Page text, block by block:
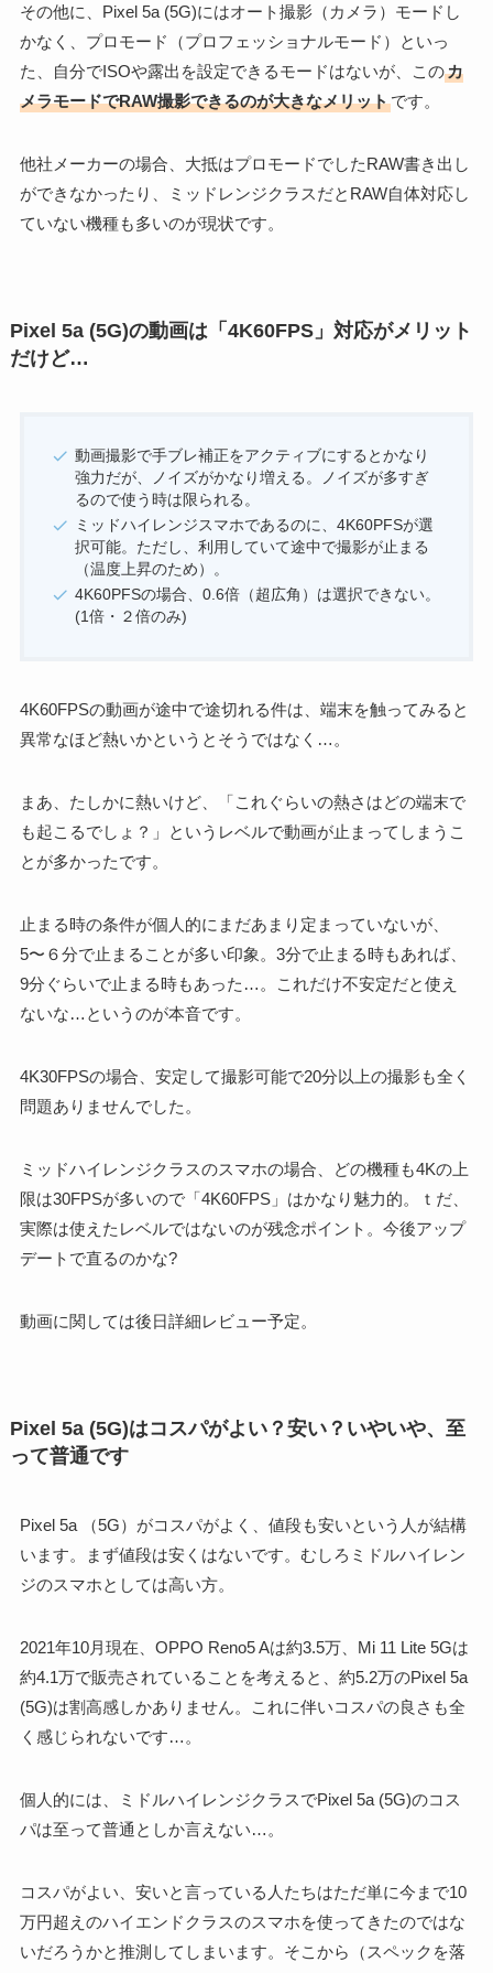
その他に、Pixel 5a (5G)にはオート撮影（カメラ）モードし
かなく、プロモード（プロフェッショナルモード）といっ
た、自分でISOや露出を設定できるモードはないが、このカ
メラモードでRAW撮影できるのが大きなメリットです。
他社メーカーの場合、大抵はプロモードでしたRAW書き出し
ができなかったり、ミッドレンジクラスだとRAW自体対応し
ていない機種も多いのが現状です。
Pixel 5a (5G)の動画は「4K60FPS」対応がメリット
だけど…
動画撮影で手ブレ補正をアクティブにするとかなり
強力だが、ノイズがかなり増える。ノイズが多すぎ
るので使う時は限られる。
ミッドハイレンジスマホであるのに、4K60PFSが選
択可能。ただし、利用していて途中で撮影が止まる
（温度上昇のため）。
4K60PFSの場合、0.6倍（超広角）は選択できない。
(1倍・２倍のみ)
4K60FPSの動画が途中で途切れる件は、端末を触ってみると
異常なほど熱いかというとそうではなく…。
まあ、たしかに熱いけど、「これぐらいの熱さはどの端末で
も起こるでしょ？」というレベルで動画が止まってしまうこ
とが多かったです。
止まる時の条件が個人的にまだあまり定まっていないが、
5〜６分で止まることが多い印象。3分で止まる時もあれば、
9分ぐらいで止まる時もあった…。これだけ不安定だと使え
ないな…というのが本音です。
4K30FPSの場合、安定して撮影可能で20分以上の撮影も全く
問題ありませんでした。
ミッドハイレンジクラスのスマホの場合、どの機種も4Kの上
限は30FPSが多いので「4K60FPS」はかなり魅力的。ｔだ、
実際は使えたレベルではないのが残念ポイント。今後アップ
デートで直るのかな?
動画に関しては後日詳細レビュー予定。
Pixel 5a (5G)はコスパがよい？安い？いやいや、至
って普通です
Pixel 5a （5G）がコスパがよく、値段も安いという人が結構
います。まず値段は安くはないです。むしろミドルハイレン
ジのスマホとしては高い方。
2021年10月現在、OPPO Reno5 Aは約3.5万、Mi 11 Lite 5Gは
約4.1万で販売されていることを考えると、約5.2万のPixel 5a
(5G)は割高感しかありません。これに伴いコスパの良さも全
く感じられないです…。
個人的には、ミドルハイレンジクラスでPixel 5a (5G)のコス
パは至って普通としか言えない…。
コスパがよい、安いと言っている人たちはただ単に今まで10
万円超えのハイエンドクラスのスマホを使ってきたのではな
いだろうかと推測してしまいます。そこから（スペックを落